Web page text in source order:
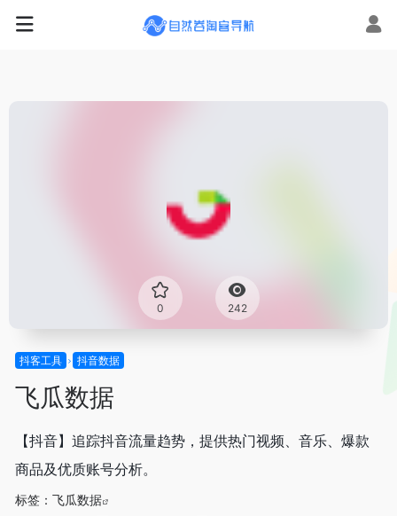
0 242
抖客工具 抖音数据
飞瓜数据
【抖音】追踪抖音流量趋势，提供热门视频、音乐、爆款
商品及优质账号分析。
标签： 飞瓜数据